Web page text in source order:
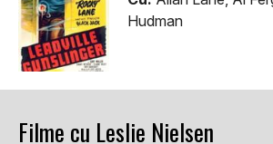
Hudman
Filme cu Leslie Nielsen